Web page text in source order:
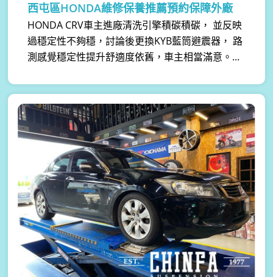
西屯區HONDA維修保養推薦預約保障外廠
HONDA CRV車主進廠清洗引擎積碳積碳， 並反映
過穩定性不夠穩，討論後更換KYB藍筒避震器， 路
測感覺穩定性提升舒適度依舊，車主相當滿意。...